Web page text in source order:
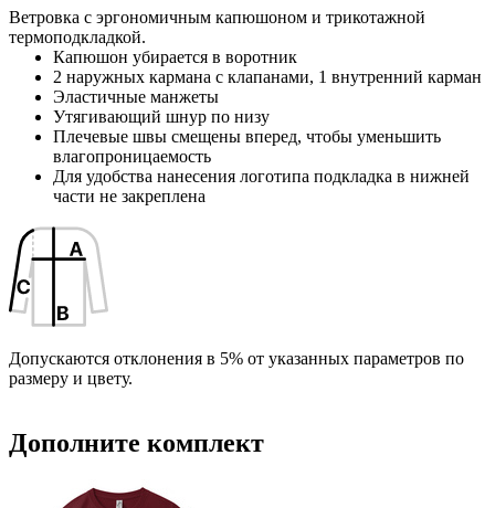
Ветровка с эргономичным капюшоном и трикотажной
термоподкладкой.
Капюшон убирается в воротник
2 наружных кармана с клапанами, 1 внутренний карман
Эластичные манжеты
Утягивающий шнур по низу
Плечевые швы смещены вперед, чтобы уменьшить
влагопроницаемость
Для удобства нанесения логотипа подкладка в нижней
части не закреплена
Допускаются отклонения в 5% от указанных параметров по
размеру и цвету.
верх - полиэстер 100%, 210T; подкладка - полиэстер 100%
ТРАНСПОРТНАЯ УПАКОВКА
40.0x60.0x30.0 см
ИНДИВИДУАЛЬНАЯ УПАКОВКА
ВИДЫ НАНЕСЕНИЯ
F2 -Флекс (1 цвет) F1 -Флекс (1 цвет)
DTF4 -Печать DTF
DTF-F -Печать DTF с эффектами (1 цвет)
B4 -Шелкография на текстиль (2 цвета)
Инструкция по сохранению pdf из Corel Draw
Инструкция по сохранению pdf из Adobe Illustrator
Дополните комплект